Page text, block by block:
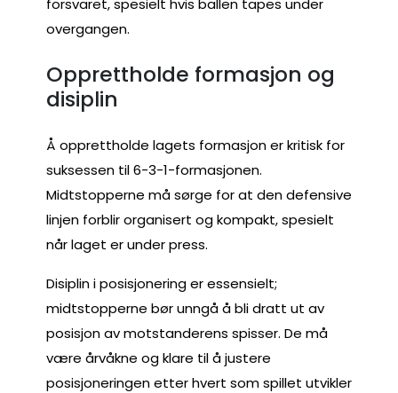
forsvaret, spesielt hvis ballen tapes under
overgangen.
Opprettholde formasjon og
disiplin
Å opprettholde lagets formasjon er kritisk for
suksessen til 6-3-1-formasjonen.
Midtstopperne må sørge for at den defensive
linjen forblir organisert og kompakt, spesielt
når laget er under press.
Disiplin i posisjonering er essensielt;
midtstopperne bør unngå å bli dratt ut av
posisjon av motstanderens spisser. De må
være årvåkne og klare til å justere
posisjoneringen etter hvert som spillet utvikler